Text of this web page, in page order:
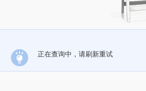
正在查询中，请刷新重试